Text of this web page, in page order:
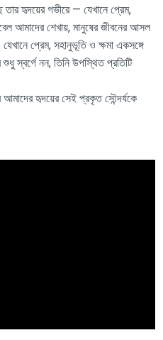
হৃদয়ের গভীরে — যেখানে প্রেম,
আমাদের শেখায়, মানুষের জীবনের আসল
প্রেম, সহানুভূতি ও ক্ষমা একসঙ্গে
স্বর্গে নন, তিনি উপস্থিত প্রতিটি
হৃদয়ের সেই প্রকৃত সৌন্দর্যকে